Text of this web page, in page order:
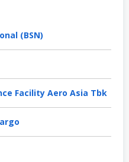
(BSN)
Facility Aero Asia Tbk